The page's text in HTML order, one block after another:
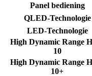
Panel bediening
QLED-Technologie
LED-Technologie
High Dynamic Range
10
High Dynamic Range
10+